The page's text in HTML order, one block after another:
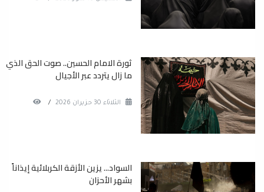
ثورة الامام الحسين.. صوت الحق الذي
ما زال يتردد عبر الأجيال
الثلاثاء 30 حزيران 2026 /
السواد... يزين الأزقة الكربلائية إيذاناً
بشهر الأحزان